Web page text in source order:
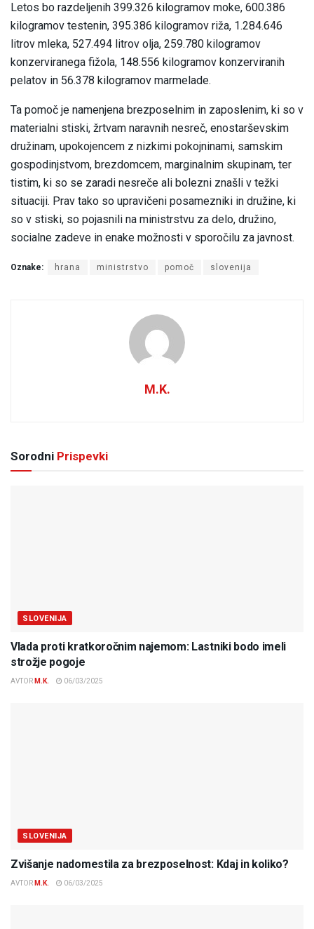
Letos bo razdeljenih 399.326 kilogramov moke, 600.386
kilogramov testenin, 395.386 kilogramov riža, 1.284.646
litrov mleka, 527.494 litrov olja, 259.780 kilogramov
konzerviranega fižola, 148.556 kilogramov konzerviranih
pelatov in 56.378 kilogramov marmelade.
Ta pomoč je namenjena brezposelnim in zaposlenim, ki so v
materialni stiski, žrtvam naravnih nesreč, enostarševskim
družinam, upokojencem z nizkimi pokojninami, samskim
gospodinjstvom, brezdomcem, marginalnim skupinam, ter
tistim, ki so se zaradi nesreče ali bolezni znašli v težki
situaciji. Prav tako so upravičeni posamezniki in družine, ki
so v stiski, so pojasnili na ministrstvu za delo, družino,
socialne zadeve in enake možnosti v sporočilu za javnost.
Oznake: hrana ministrstvo pomoč slovenija
M.K.
Sorodni Prispevki
SLOVENIJA
Vlada proti kratkoročnim najemom: Lastniki bodo imeli
strožje pogoje
AVTOR M.K. 06/03/2025
SLOVENIJA
Zvišanje nadomestila za brezposelnost: Kdaj in koliko?
AVTOR M.K. 06/03/2025